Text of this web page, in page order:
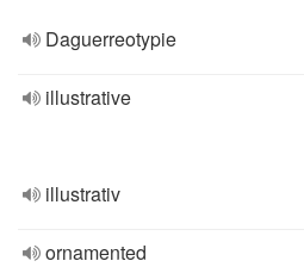
Daguerreotypie
illustrative
illustrativ
ornamented